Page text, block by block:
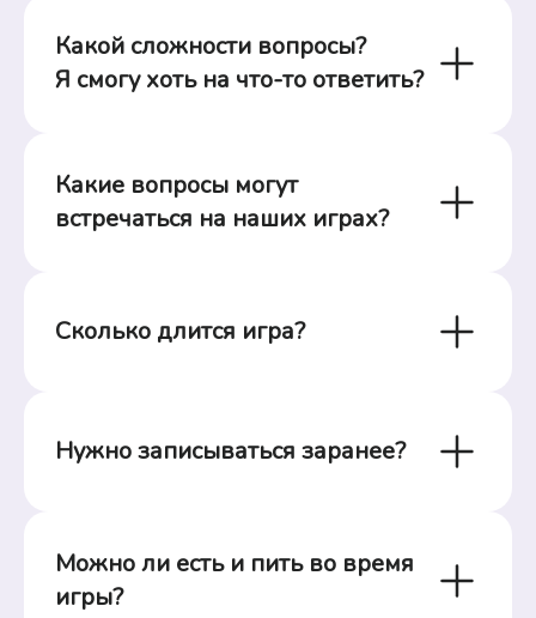
Какой сложности вопросы?
Я смогу хоть на что-то ответить?
Какие вопросы могут
встречаться на наших играх?
Сколько длится игра?
Нужно записываться заранее?
Можно ли есть и пить во время
игры?